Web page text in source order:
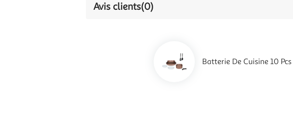
Avis clients(0)
Batterie De Cuisine 10